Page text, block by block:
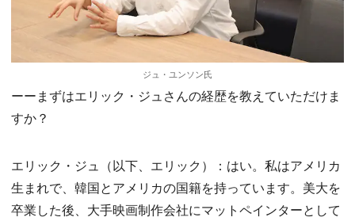
ジュ・ユンソン氏
ーーまずはエリック・ジュさんの経歴を教えていただけま
すか？
エリック・ジュ（以下、エリック）：はい。私はアメリカ
生まれで、韓国とアメリカの国籍を持っています。美大を
卒業した後、大手映画制作会社にマットペインターとして